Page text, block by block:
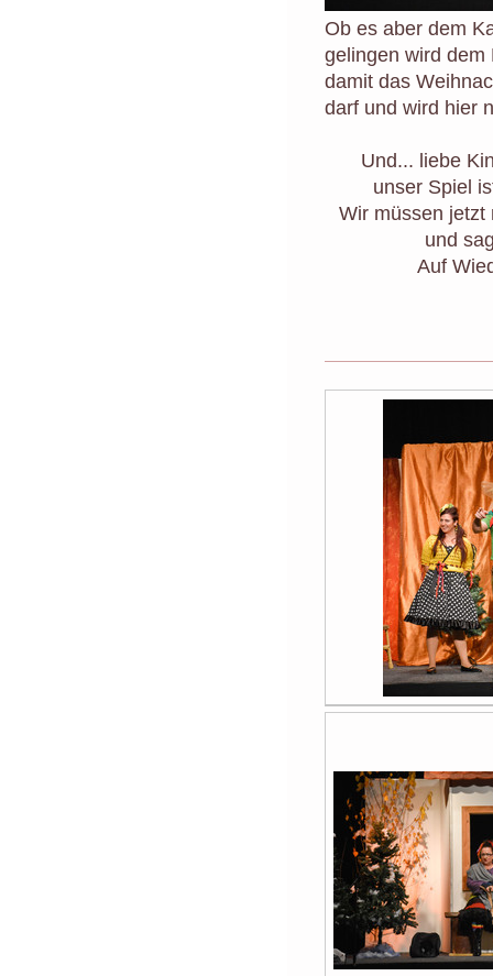
Ob es aber dem
gelingen wird dem
damit das
darf und wird hier
Und... liebe
unser Spiel
Wir müssen jetzt
und
Auf